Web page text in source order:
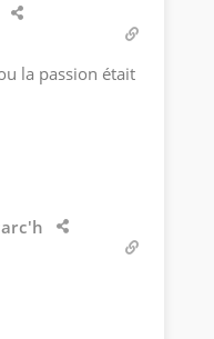
la passion était